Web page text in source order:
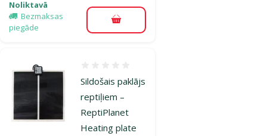
Noliktavā
Bezmaksas
piegāde
Pievienot grozam
Sildošais paklājs
reptiļiem –
ReptiPlanet
Heating plate